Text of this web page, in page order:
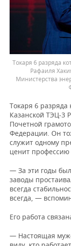
Токаря 6 разряда
Рафаиля
Министерства
Токаря 6 разряда
Казанской ТЭЦ-3
Почетной
Федерации. Он
служит одному
ценит профессию
— За эти годы
заводы
всегда
всегда, —
Его работа
— Настоящая